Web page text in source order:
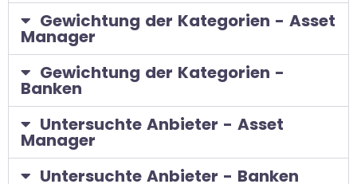
Gewichtung der Kategorien - Asset
Manager
Gewichtung der Kategorien -
Banken
Untersuchte Anbieter - Asset
Manager
Untersuchte Anbieter - Banken